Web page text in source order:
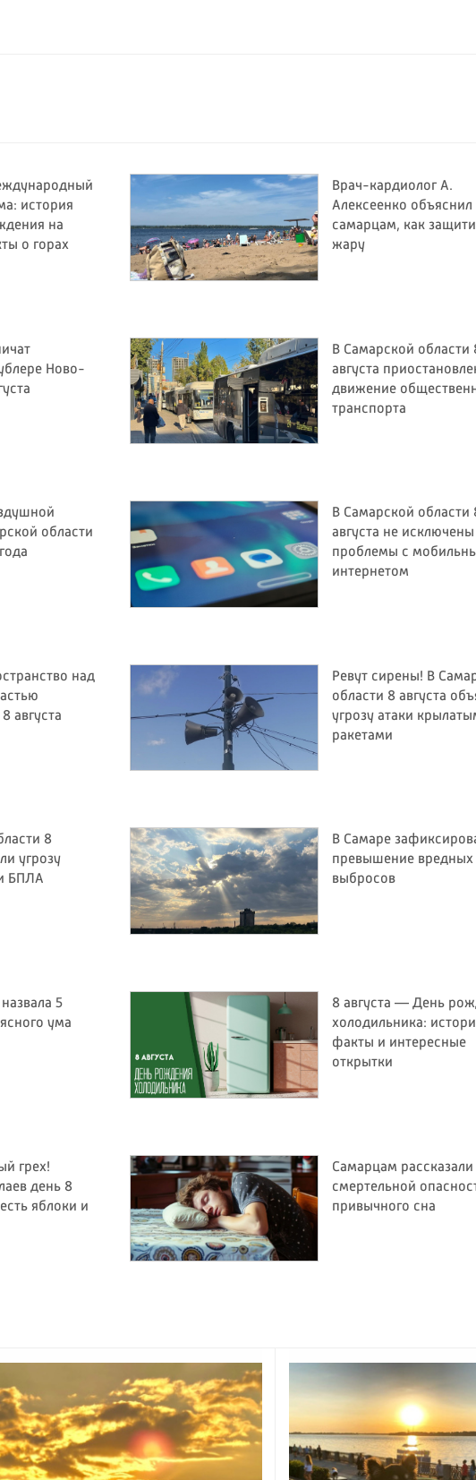
история
на
о горах
Врач-кардиолог А.
Алексеенко объяснил
самарцам, как
жару
Ново-
В Самарской области
августа
движение
транспорта
области
В Самарской области
августа не исключены
проблемы с
интернетом
над
августа
Ревут сирены! В
области 8 августа
угрозу атаки
ракетами
8
угрозу
БПЛА
В Самаре
превышение вредных
выбросов
5
ума
8 августа — День
холодильника:
факты и интересные
открытки
грех!
день 8
яблоки и
Самарцам рассказали
смертельной
привычного сна